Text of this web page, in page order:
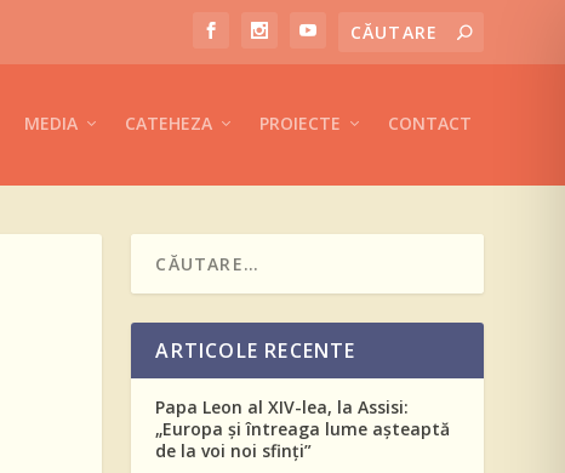
MEDIA CATEHEZA PROIECTE CONTACT
ARTICOLE RECENTE
Papa Leon al XIV-lea, la Assisi:
„Europa și întreaga lume așteaptă
de la voi noi sfinți”